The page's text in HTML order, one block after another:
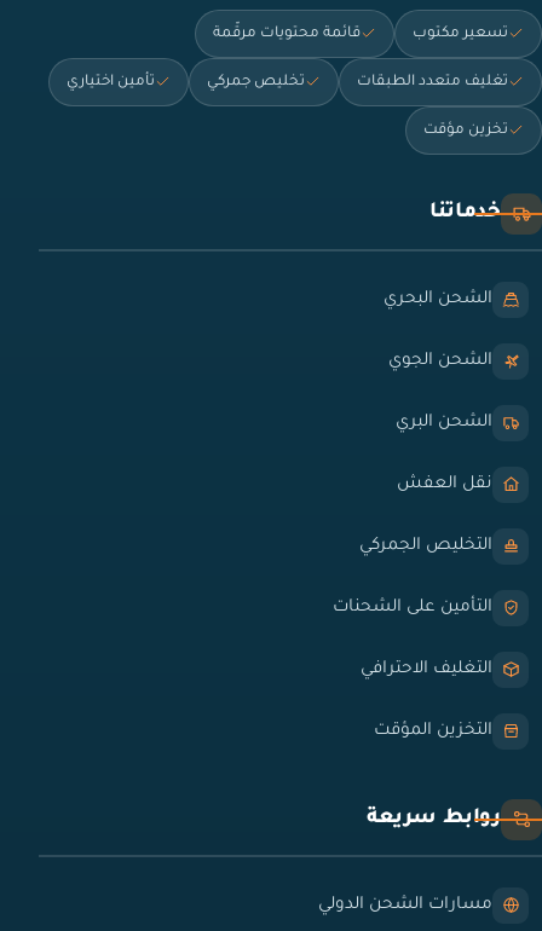
تسعير مكتوب قائمة محتويات مرقّمة
تغليف متعدد الطبقات تخليص جمركي تأمين اختياري
تخزين مؤقت
خدماتنا
الشحن البحري
الشحن الجوي
الشحن البري
نقل العفش
التخليص الجمركي
التأمين على الشحنات
التغليف الاحترافي
التخزين المؤقت
روابط سريعة
مسارات الشحن الدولي